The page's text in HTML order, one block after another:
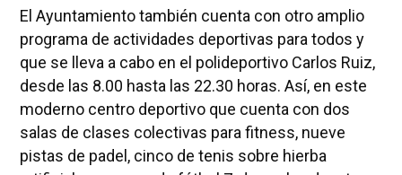
El Ayuntamiento también cuenta con otro amplio
programa de actividades deportivas para todos y
que se lleva a cabo en el polideportivo Carlos Ruiz,
desde las 8.00 hasta las 22.30 horas. Así, en este
moderno centro deportivo que cuenta con dos
salas de clases colectivas para fitness, nueve
pistas de padel, cinco de tenis sobre hierba